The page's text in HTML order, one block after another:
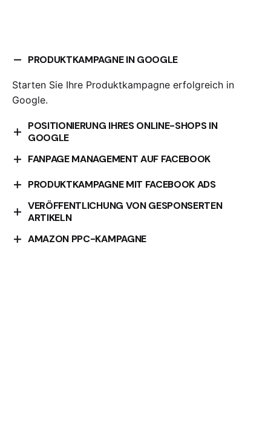
PRODUKTKAMPAGNE IN GOOGLE
Starten Sie Ihre Produktkampagne erfolgreich in
Google.
POSITIONIERUNG IHRES ONLINE-SHOPS IN
GOOGLE
Optimieren Sie die Positionierung Ihres Online-Shops
FANPAGE MANAGEMENT AUF FACEBOOK
Wir kümmern uns um die Verwaltung Ihrer Facebook-
Fanpage.
PRODUKTKAMPAGNE MIT FACEBOOK ADS
Starten Sie Ihre Produktkampagne effektiv mit
Facebook Ads.
VERÖFFENTLICHUNG VON GESPONSERTEN
ARTIKELN
Erhöhen Sie Ihre Sichtbarkeit mit gesponserten
AMAZON PPC-KAMPAGNE